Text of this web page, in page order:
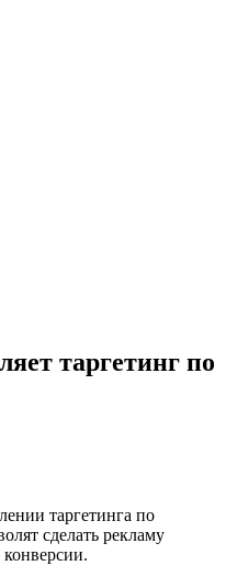
таргетинг по
таргетинга по
сделать рекламу